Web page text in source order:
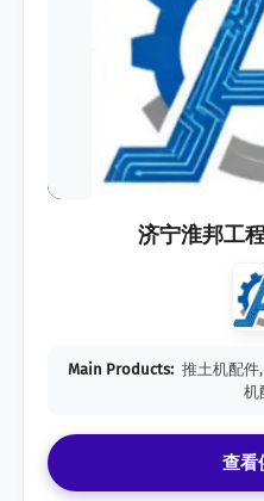
济宁淮邦工
Main Products: 推土机配件
机
查看